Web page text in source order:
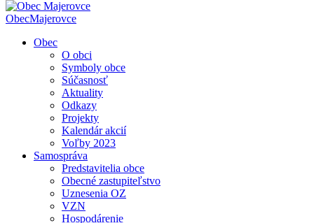
ObecMajerovce
Obec
O obci
Symboly obce
Súčasnosť
Aktuality
Odkazy
Projekty
Kalendár akcií
Voľby 2023
Samospráva
Predstavitelia obce
Obecné zastupiteľstvo
Uznesenia OZ
VZN
Hospodárenie